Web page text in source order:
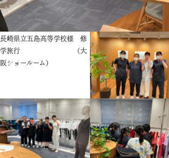
長崎県立五島高等学校様 修
学旅行 （大
阪ショールーム）